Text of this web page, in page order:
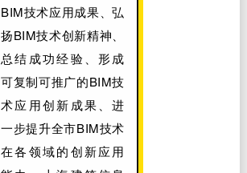
BIM技术应用成果、弘
扬BIM技术创新精神、
总结成功经验、形成
可复制可推广的BIM技
术应用创新成果、进
一步提升全市BIM技术
在各领域的创新应用